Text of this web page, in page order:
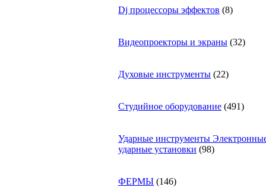
Dj процессоры эффектов (8)
Видеопроекторы и экраны (32)
Духовые инструменты (22)
Студийное оборудование (491)
Ударные инструменты
ударные установки (98)
ФЕРМЫ (146)